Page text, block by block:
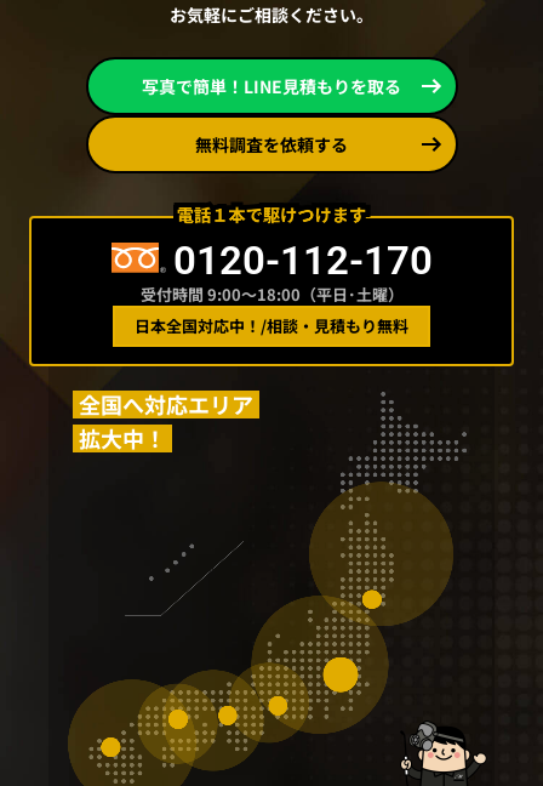
お気軽にご相談ください。
写真で簡単！LINE見積もりを取る
無料調査を依頼する
日本全国対応中！ /相談・見積もり無料
0120-112-170
受付時間 9:00〜18:00（平日･土曜）
全国へ対応エリア
拡大中！